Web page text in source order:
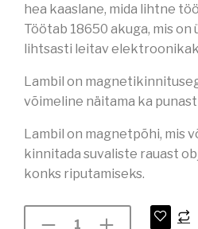
hea kaaslane, mida lihtne
Töötab 18650 akuga, mis on
lihtsasti leitav
Lambil on
võimeline näitama ka
Lambil on magnetpõhi, mis
kinnitada suvaliste rauast
konks riputamiseks.